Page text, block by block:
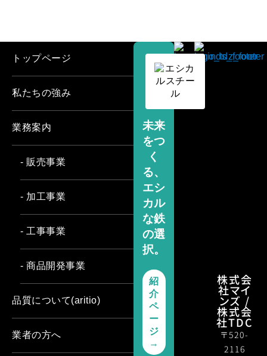
株式会
社マイ
ンズ /
株式会
社TDC
〒520-
2116
未来
をつ
く
る、
エシ
カル
な鉄
の選
択。
紹
介
ペ
ー
ジ
→
トップページ
私たちの強み
業務案内
- 販売事業
- 加工事業
- 工事事業
- 商品開発事業
品質について(aritio)
業者の方へ